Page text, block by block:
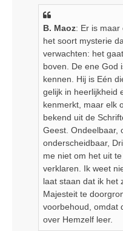
B. Maoz: Er is maar
het soort mysterie
verwachten: het
boven. De ene God
kennen. Hij is Eén
gelijk in heerlijkheid
kenmerkt, maar elk
bekend uit de
Geest. Ondeelbaar,
onderscheidbaar,
me niet om het uit
verklaren. Ik weet
laat staan dat ik het
Majesteit te
voorbehoud, omdat
over Hemzelf leer.